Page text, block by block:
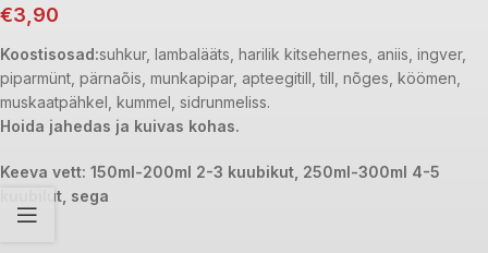
€3,90
Koostisosad:suhkur, lambalääts, harilik kitsehernes, aniis, ingver,
piparmünt, pärnaõis, munkapipar, apteegitill, till, nõges, köömen,
muskaatpähkel, kummel, sidrunmeliss.
Hoida jahedas ja kuivas kohas.
Keeva vett: 150ml-200ml 2-3 kuubikut, 250ml-300ml 4-5
kuubilut, sega